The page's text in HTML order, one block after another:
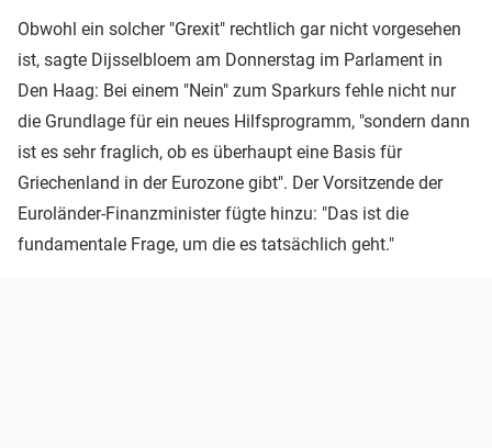
Obwohl ein solcher "Grexit" rechtlich gar nicht vorgesehen
ist, sagte Dijsselbloem am Donnerstag im Parlament in
Den Haag: Bei einem "Nein" zum Sparkurs fehle nicht nur
die Grundlage für ein neues Hilfsprogramm, "sondern dann
ist es sehr fraglich, ob es überhaupt eine Basis für
Griechenland in der Eurozone gibt". Der Vorsitzende der
Euroländer-Finanzminister fügte hinzu: "Das ist die
fundamentale Frage, um die es tatsächlich geht."